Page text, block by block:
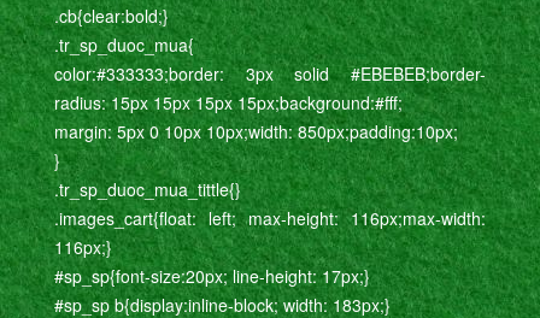
.cb{clear:bold;}
.tr_sp_duoc_mua{
color:#333333;border: 3px solid #EBEBEB;border-
radius: 15px 15px 15px 15px;background:#fff;
margin: 5px 0 10px 10px;width: 850px;padding:10px;
}
.tr_sp_duoc_mua_tittle{}
.images_cart{float: left; max-height: 116px;max-width:
116px;}
#sp_sp{font-size:20px; line-height: 17px;}
#sp_sp b{display:inline-block; width: 183px;}